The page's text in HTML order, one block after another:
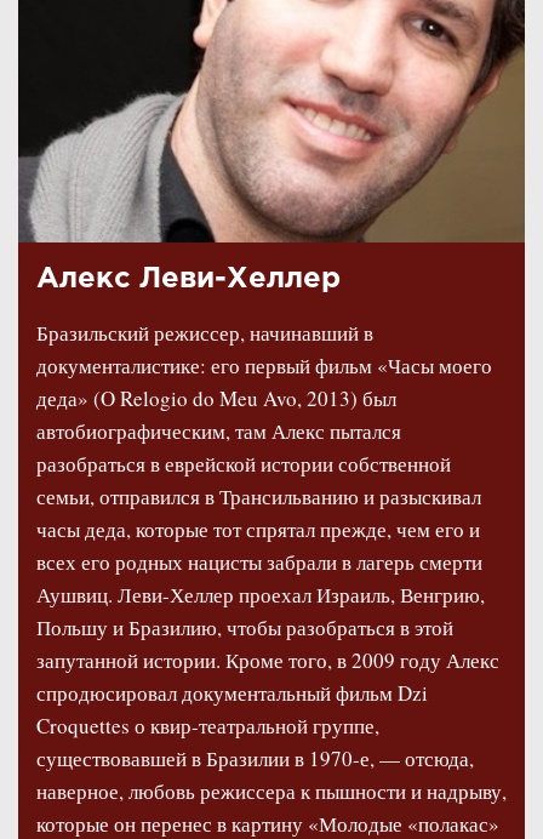
Алекс Леви-Хеллер
Бразильский режиссер, начинавший в
документалистике: его первый фильм «Часы моего
деда» (O Relogio do Meu Avo, 2013) был
автобиографическим, там Алекс пытался
разобраться в еврейской истории собственной
семьи, отправился в Трансильванию и разыскивал
часы деда, которые тот спрятал прежде, чем его и
всех его родных нацисты забрали в лагерь смерти
Аушвиц. Леви-Хеллер проехал Израиль, Венгрию,
Польшу и Бразилию, чтобы разобраться в этой
запутанной истории. Кроме того, в 2009 году Алекс
спродюсировал документальный фильм Dzi
Croquettes о квир-театральной группе,
существовавшей в Бразилии в 1970-е, — отсюда,
наверное, любовь режиссера к пышности и надрыву,
которые он перенес в картину «Молодые «полакас»